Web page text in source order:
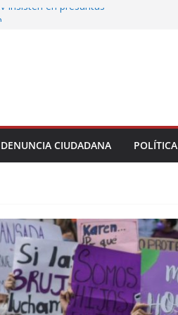
insisten en presuntas
la cultura de la prevención
DENUNCIA CIUDADANA POLÍTICA